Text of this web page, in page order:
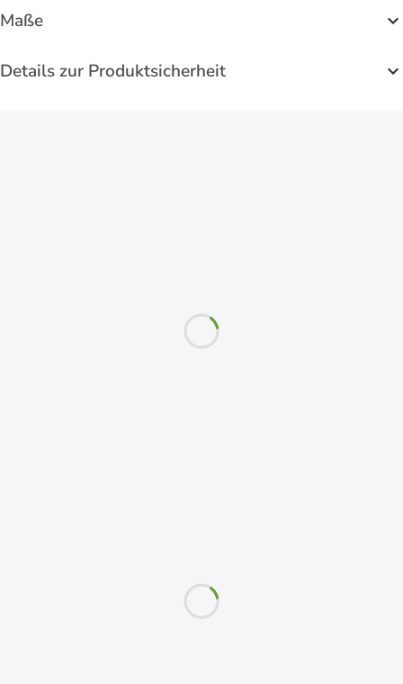
Maße
Details zur Produktsicherheit